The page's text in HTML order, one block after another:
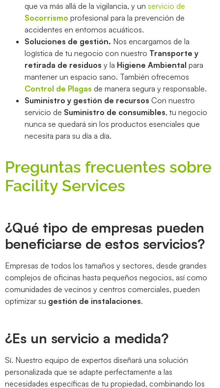
que va más allá de la vigilancia, y un servicio de
Socorrismo profesional para la prevención de
accidentes en entornos acuáticos.
Soluciones de gestión. Nos encargamos de la
logística de tu negocio con nuestro Transporte y
retirada de residuos y la Higiene Ambiental para
mantener un espacio sano. También ofrecemos
Control de Plagas de manera segura y responsable.
Suministro y gestión de recursos Con nuestro
servicio de Suministro de consumibles, tu negocio
nunca se quedará sin los productos esenciales que
necesita para su día a día.
Preguntas frecuentes sobre
Facility Services
¿Qué tipo de empresas pueden
beneficiarse de estos servicios?
Empresas de todos los tamaños y sectores, desde grandes
complejos de oficinas hasta pequeños negocios, así como
comunidades de vecinos y centros comerciales, pueden
optimizar su gestión de instalaciones.
¿Es un servicio a medida?
Sí. Nuestro equipo de expertos diseñará una solución
personalizada que se adapte perfectamente a las
necesidades específicas de tu propiedad, combinando los